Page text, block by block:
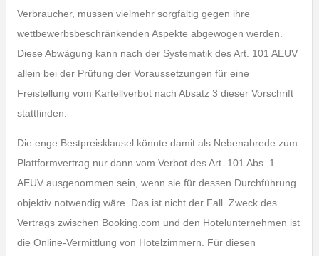
Verbraucher, müssen vielmehr sorgfältig gegen ihre
wettbewerbsbeschränkenden Aspekte abgewogen werden.
Diese Abwägung kann nach der Systematik des Art. 101 AEUV
allein bei der Prüfung der Voraussetzungen für eine
Freistellung vom Kartellverbot nach Absatz 3 dieser Vorschrift
stattfinden.
Die enge Bestpreisklausel könnte damit als Nebenabrede zum
Plattformvertrag nur dann vom Verbot des Art. 101 Abs. 1
AEUV ausgenommen sein, wenn sie für dessen Durchführung
objektiv notwendig wäre. Das ist nicht der Fall. Zweck des
Vertrags zwischen Booking.com und den Hotelunternehmen ist
die Online-Vermittlung von Hotelzimmern. Für diesen